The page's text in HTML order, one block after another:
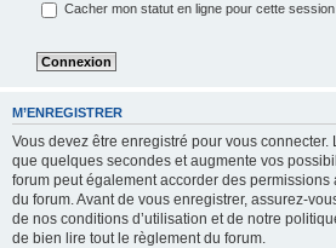
Cacher mon statut en ligne pour cette session
M’ENREGISTRER
Vous devez être enregistré pour vous connecter.
que quelques secondes et augmente vos
forum peut également accorder des
du forum. Avant de vous enregistrer, assurez-
de nos conditions d’utilisation et de notre
de bien lire tout le règlement du forum.